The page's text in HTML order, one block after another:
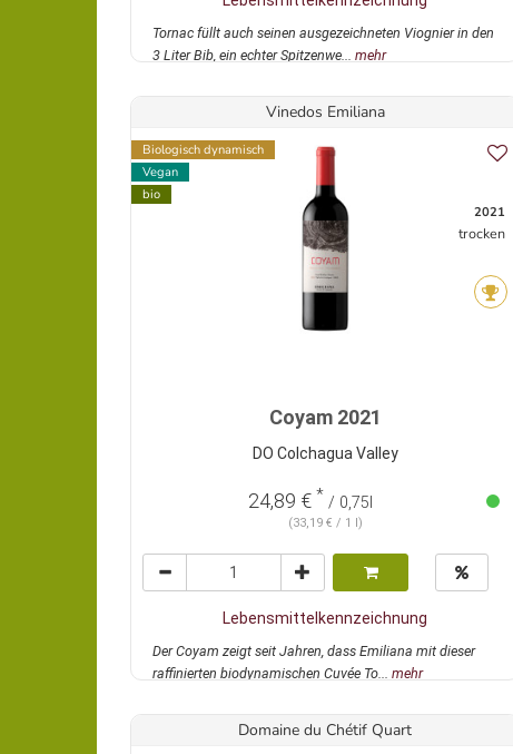
Tornac füllt auch seinen ausgezeichneten Viognier in den
3 Liter Bib, ein echter Spitzenwe... mehr
Vinedos Emiliana
Biologisch dynamisch
Vegan
bio
2021
trocken
Coyam 2021
DO Colchagua Valley
24,89 € * / 0,75l
(33,19 € / 1 l)
Lebensmittelkennzeichnung
Der Coyam zeigt seit Jahren, dass Emiliana mit dieser
raffinierten biodynamischen Cuvée To... mehr
Domaine du Chétif Quart